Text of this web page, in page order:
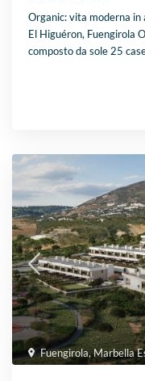
Organic: vita moderna in
El Higuéron, Fuengirola
composto da sole 25
Fuengirola,Marbella